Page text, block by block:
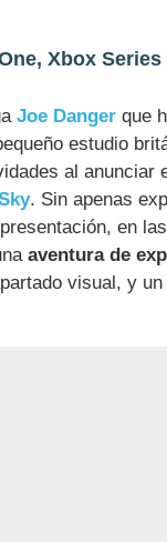
Xbox
Joe Danger que
estudio
al anunciar
. Sin apenas
en
aventura de
visual, y